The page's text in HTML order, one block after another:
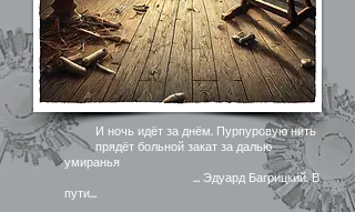
И ночь идёт за днём. Пурпуровую нить
прядёт больной закат за далью
умиранья
… Эдуард Багрицкий. В
пути…